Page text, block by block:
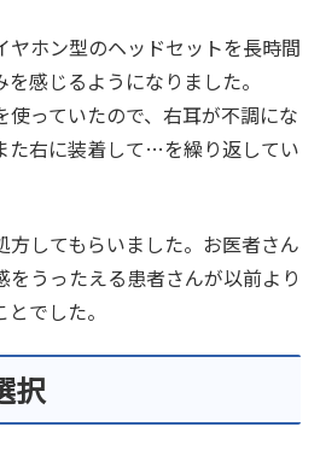
ヤホン型のヘッドセットを長時間
感じるようになりました。
使っていたので、右耳が不調にな
た右に装着して…を繰り返してい
してもらいました。お医者さん
をうったえる患者さんが以前より
でした。
択